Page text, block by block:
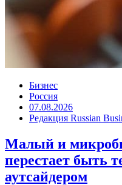
Бизнес
Россия
07.08.2026
Редакция Russian
Малый и
перестает быть
аутсайдером